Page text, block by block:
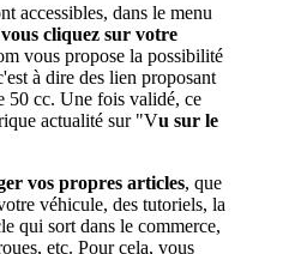
accessibles, dans le menu
cliquez sur votre
vous propose la possibilité
à dire des lien proposant
50 cc. Une fois validé, ce
actualité sur "Vu sur le
vos propres articles, que
véhicule, des tutoriels, la
qui sort dans le commerce,
etc. Pour cela, vous